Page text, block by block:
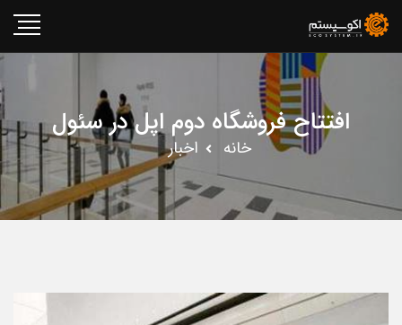
افتتاح فروشگاه دوم اپل در سئول
خانه اخبار